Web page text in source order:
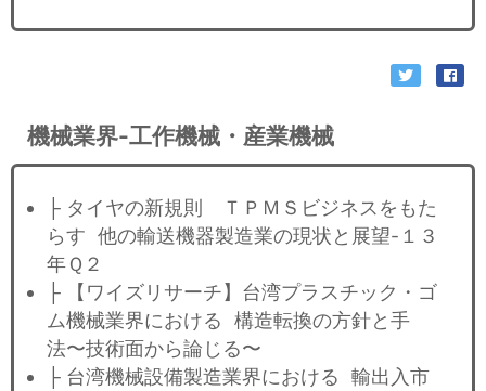
機械業界-工作機械・産業機械
├ タイヤの新規則 ＴＰＭＳビジネスをもた
らす 他の輸送機器製造業の現状と展望-１３
年Ｑ２
├ 【ワイズリサーチ】台湾プラスチック・ゴ
ム機械業界における 構造転換の方針と手
法〜技術面から論じる〜
├ 台湾機械設備製造業界における 輸出入市